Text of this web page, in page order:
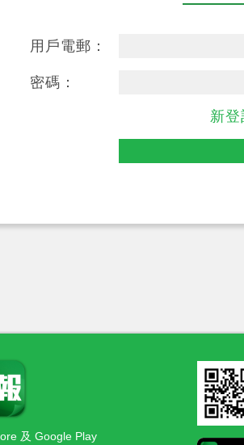
用戶電郵：
密碼：
新登
及 Google Play